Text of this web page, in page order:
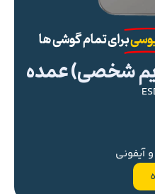
برای تمام گوشی ها
شخصی) عمده
آیفونی